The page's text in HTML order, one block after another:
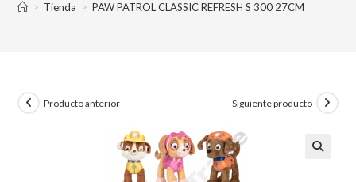
> Tienda > PAW PATROL CLASSIC REFRESH S 300 27CM
Producto anterior Siguiente producto